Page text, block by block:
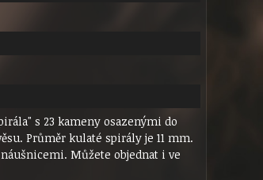
s 23 kameny osazenými do
Průměr kulaté spirály je 11 mm.
Můžete objednat i ve